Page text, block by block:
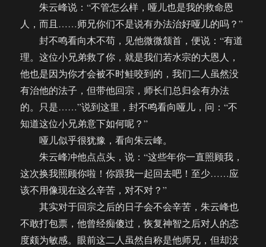
朱云峰说：“不管怎么样，哑儿也是我的救命恩
人，而且……师兄你们不是说有办法治好哑儿的吗？”
封不鸣看向木不苟，见他微微颔首，便说：“有道
理。这位小兄弟救了你，就是我们若水宗的大恩人，
他也是因为你才会被不时鲑咬到的，我们二人虽然没
有治他的法子，但带他回宗，师长们总归会有办法
的。只是……”说到这里，封不鸣看向哑儿，问：“不
知道这位小兄弟意下如何呢？”
哑儿似乎很犹豫，看向朱云峰。
朱云峰冲他点点头，说：“这些年你一直照顾我，
这次换我照顾你啦！你跟我一起回去吧！至少……应
该不用像现在这么辛苦，对不对？”
其实对于回宗之后的日子会不会辛苦，朱云峰也
不敢打包票，他曾经痴傻过，恢复神智之后对人的态
度颇为敏感。眼前这二人虽然自称是他师兄，但却没